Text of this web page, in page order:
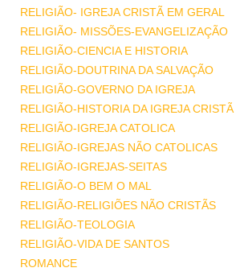
RELIGIÃO- IGREJA CRISTÃ EM GERAL
RELIGIÃO- MISSÕES-EVANGELIZAÇÃO
RELIGIÃO-CIENCIA E HISTORIA
RELIGIÃO-DOUTRINA DA SALVAÇÃO
RELIGIÃO-GOVERNO DA IGREJA
RELIGIÃO-HISTORIA DA IGREJA CRISTÃ
RELIGIÃO-IGREJA CATOLICA
RELIGIÃO-IGREJAS NÃO CATOLICAS
RELIGIÃO-IGREJAS-SEITAS
RELIGIÃO-O BEM O MAL
RELIGIÃO-RELIGIÕES NÃO CRISTÃS
RELIGIÃO-TEOLOGIA
RELIGIÃO-VIDA DE SANTOS
ROMANCE